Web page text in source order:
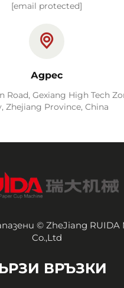
[email protected]
Адрес
Road, Gexiang High Tech
Zhejiang Province, China
© ZheJiang RUIDA
Co.,Ltd
ВРЪЗКИ